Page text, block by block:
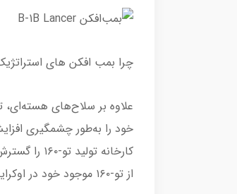
چرا بمب افکن های استراتژیک
از تو-۱۶۰ موجود خود در اوکراین را آغاز کرد، که اولین کاربرد عملیاتی این بمب‌افکن از زمان معرفی آن بود.